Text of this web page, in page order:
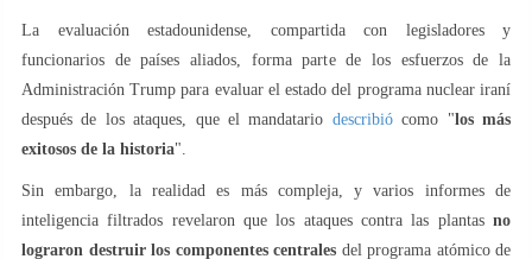
La evaluación estadounidense, compartida con legisladores y
funcionarios de países aliados, forma parte de los esfuerzos de la
Administración Trump para evaluar el estado del programa nuclear iraní
después de los ataques, que el mandatario describiócomo "los más
exitosos de la historia".
Sin embargo, la realidad es más compleja, y varios informes de
inteligencia filtrados revelaron que los ataques contra las plantas no
lograron destruir los componentes centrales del programa atómico de